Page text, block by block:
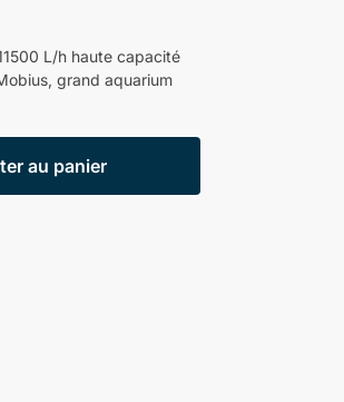
L/h haute capacité
grand aquarium
au panier